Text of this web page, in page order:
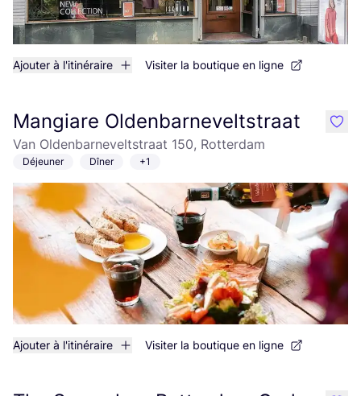
Ajouter à l'itinéraire Visiter la boutique en ligne
Mangiare Oldenbarneveltstraat
Van Oldenbarneveltstraat 150, Rotterdam
Déjeuner Dîner +1
Ajouter à l'itinéraire Visiter la boutique en ligne
like